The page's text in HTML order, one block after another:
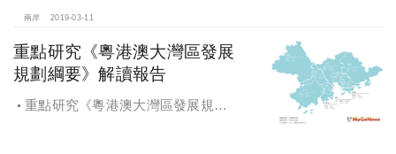
兩岸 2019-03-11
重點研究《粵港澳大灣區發展
規劃綱要》解讀報告
重點研究《粵港澳大灣區發展規劃